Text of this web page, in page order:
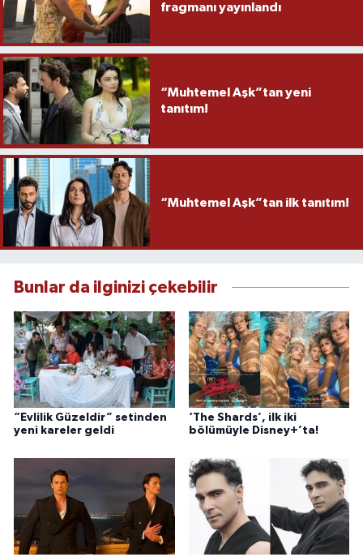
fragmanı yayınlandı
“Muhtemel Aşk”tan yeni
tanıtım!
“Muhtemel Aşk”tan ilk tanıtım!
Bunlar da ilginizi çekebilir
“Evlilik Güzeldir” setinden
yeni kareler geldi
‘The Shards’, ilk iki
bölümüyle Disney+’ta!